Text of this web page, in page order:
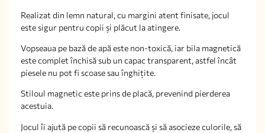
Realizat din lemn natural, cu margini atent finisate, jocul
este sigur pentru copii și plăcut la atingere.
Vopseaua pe bază de apă este non-toxică, iar bila magnetică
este complet închisă sub un capac transparent, astfel încât
piesele nu pot fi scoase sau înghițite.
Stiloul magnetic este prins de placă, prevenind pierderea
acestuia.
Jocul îi ajută pe copii să recunoască și să asocieze culorile, să